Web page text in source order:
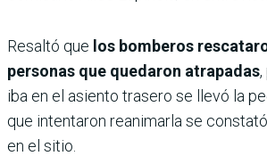
Resaltó que los bomberos
personas que quedaron atrapadas,
iba en el asiento trasero se llevó la
que intentaron reanimarla se
en el sitio.